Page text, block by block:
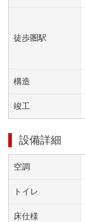
徒歩圏駅
構造
竣工
設備詳細
空調
トイレ
床仕様